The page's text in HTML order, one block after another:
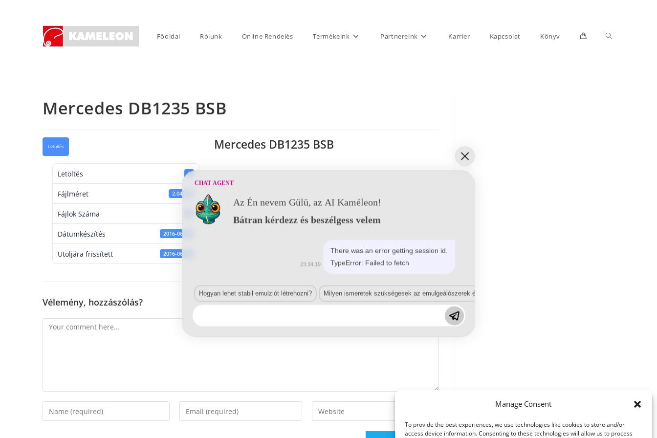
Manage Consent
To provide the best experiences, we use technologies like cookies to store and/or
access device information. Consenting to these technologies will allow us to process
Főoldal Rólunk Online Rendelés Termékeink Partnereink Karrier Kapcsolat Könyv Toggle
Mercedes DB1235 BSB
Letöltés
Letöltés 1
Fájlméret 2.04 KB
Fájlok Száma
Dátumkészítés 2016-06-13
Utoljára frissített 2016-06-13
Mercedes DB1235 BSB
Vélemény, hozzászólás?
Comment
Enter
your
Enter
your
Enter
your
CHAT AGENT
Az Én nevem Gülü, az AI Kaméleon!
Bátran kérdezz és beszélgess velem
There was an error getting session id.
TypeError: Failed to fetch
23:34:19
Hogyan lehet stabil emulziót létrehozni? Milyen ismeretek szükségesek az emulgeálószerek és diszpergálószerek terén?